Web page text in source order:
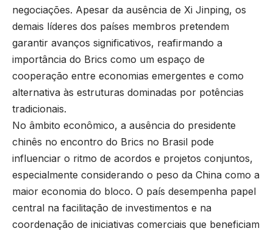
negociações. Apesar da ausência de Xi Jinping, os
demais líderes dos países membros pretendem
garantir avanços significativos, reafirmando a
importância do Brics como um espaço de
cooperação entre economias emergentes e como
alternativa às estruturas dominadas por potências
tradicionais.
No âmbito econômico, a ausência do presidente
chinês no encontro do Brics no Brasil pode
influenciar o ritmo de acordos e projetos conjuntos,
especialmente considerando o peso da China como a
maior economia do bloco. O país desempenha papel
central na facilitação de investimentos e na
coordenação de iniciativas comerciais que beneficiam